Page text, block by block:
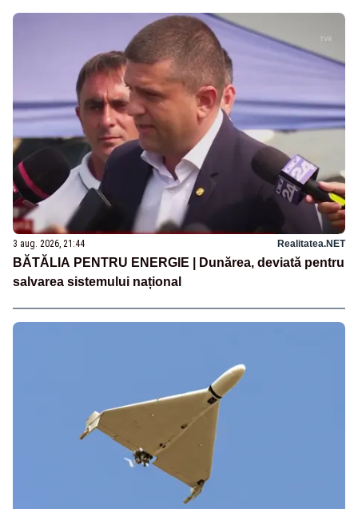
3 aug. 2026, 21:44 Realitatea.NET
BĂTĂLIA PENTRU ENERGIE | Dunărea, deviată pentru
salvarea sistemului național